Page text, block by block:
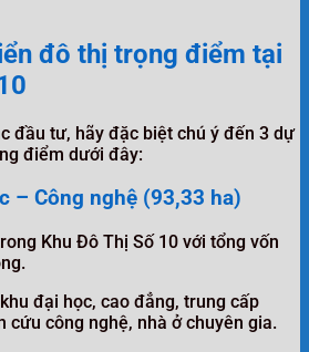
đô thị trọng điểm tại
đầu tư, hãy đặc biệt chú ý đến 3 dự
điểm dưới đây:
– Công nghệ (93,33 ha)
Khu Đô Thị Số 10 với tổng vốn
đại học, cao đẳng, trung cấp
cứu công nghệ, nhà ở chuyên gia.